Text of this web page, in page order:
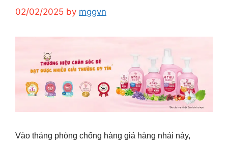
02/02/2025 by mggvn
Vào tháng phòng chống hàng giả hàng nhái này,